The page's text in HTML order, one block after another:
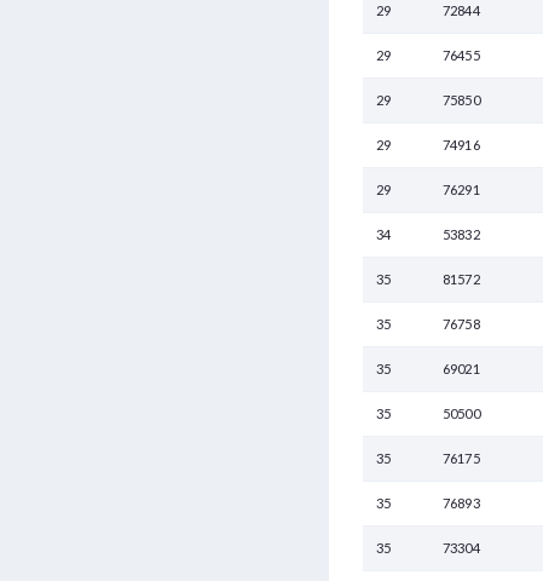
29 72844
29 76455
29 75850
29 74916
29 76291
34 53832
35 81572
35 76758
35 69021
35 50500
35 76175
35 76893
35 73304